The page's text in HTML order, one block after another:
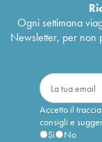
Ogni settimana
Newsletter, per non
Accetto il
consigli e
Sì
No